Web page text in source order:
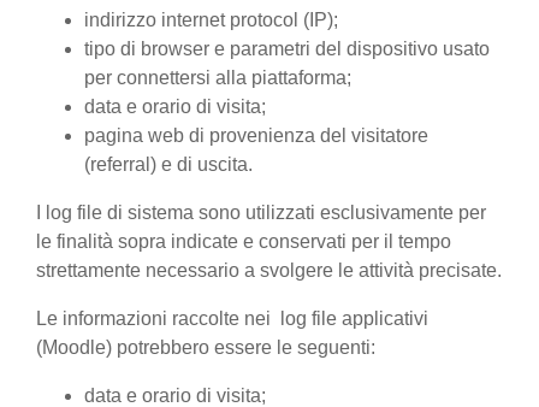
indirizzo internet protocol (IP);
tipo di browser e parametri del dispositivo usato
per connettersi alla piattaforma;
data e orario di visita;
pagina web di provenienza del visitatore
(referral) e di uscita.
I log file di sistema sono utilizzati esclusivamente per
le finalità sopra indicate e conservati per il tempo
strettamente necessario a svolgere le attività precisate.
Le informazioni raccolte nei log file applicativi
(Moodle) potrebbero essere le seguenti:
data e orario di visita;